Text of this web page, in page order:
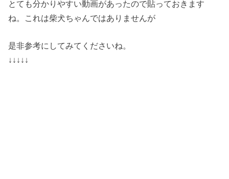
とても分かりやすい動画があったので貼っておきます
ね。これは柴犬ちゃんではありませんが
是非参考にしてみてくださいね。
↓↓↓↓↓